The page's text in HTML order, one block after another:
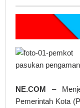
NE.COM –
Pemerintah Kota